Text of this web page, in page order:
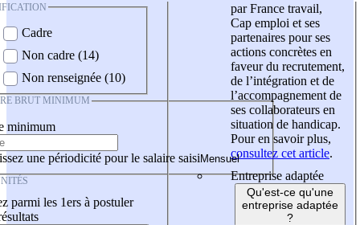
Cadre
Non cadre (14)
Non renseignée (10)
BRUT MINIMUM
minimum
une périodicité pour le salaire saisi
parmi les 1ers à postuler
par France travail,
Cap emploi et ses
partenaires pour ses
actions concrètes en
faveur du recrutement,
de l’intégration et de
l’accompagnement de
ses collaborateurs en
situation de handicap.
Pour en savoir plus,
consultez cet article.
Entreprise adaptée
Qu'est-ce qu'une
entreprise adaptée
?